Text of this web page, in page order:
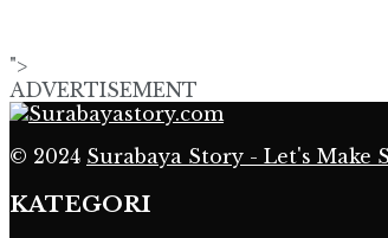
">
ADVERTISEMENT
© 2024 Surabaya Story - Let's Make
KATEGORI